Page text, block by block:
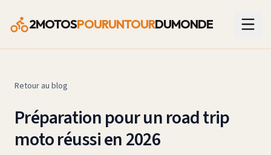
2MOTOSPOURUNTOURDUMONDE
Retour au blog
Préparation pour un road trip
moto réussi en 2026